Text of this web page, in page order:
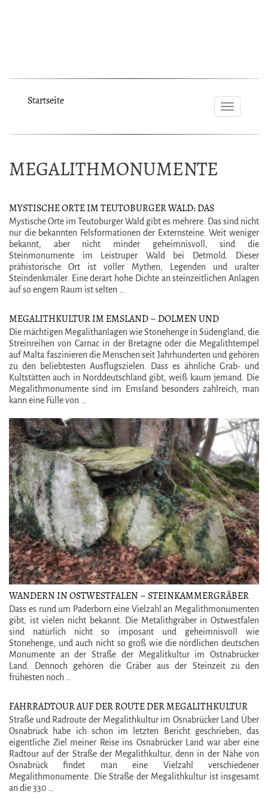
Toggle
Startseite
MEGALITHMONUMENTE
MYSTISCHE ORTE IM TEUTOBURGER WALD: DAS
VERBORGENE GEHEIMNIS DES LEISTRUPER WALDES
Mystische Orte im Teutoburger Wald gibt es mehrere. Das sind nicht
nur die bekannten Felsformationen der Externsteine. Weit weniger
bekannt, aber nicht minder geheimnisvoll, sind die
Steinmonumente im Leistruper Wald bei Detmold. Dieser
prähistorische Ort ist voller Mythen, Legenden und uralter
Steindenkmäler. Eine derart hohe Dichte an steinzeitlichen Anlagen
auf so engem Raum ist selten …
MEGALITHKULTUR IM EMSLAND – DOLMEN UND
GROSSSTEINGRÄBER IM EMSLAND UND DEN N
IEDERLANDEN ENTDECKEN
Die mächtigen Megalithanlagen wie Stonehenge in Südengland, die
Streinreihen von Carnac in der Bretagne oder die Megalithtempel
auf Malta faszinieren die Menschen seit Jahrhunderten und gehören
zu den beliebtesten Ausflugszielen. Dass es ähnliche Grab- und
Kultstätten auch in Norddeutschland gibt, weiß kaum jemand. Die
Megalithmonumente sind im Emsland besonders zahlreich, man
kann eine Fülle von …
WANDERN IN OSTWESTFALEN – STEINKAMMERGRÄBER
BEI PADERBORN
Dass es rund um Paderborn eine Vielzahl an Megalithmonumenten
gibt, ist vielen nicht bekannt. Die Metalithgräber in Ostwestfalen
sind natürlich nicht so imposant und geheimnisvoll wie
Stonehenge, und auch nicht so groß wie die nördlichen deutschen
Monumente an der Straße der Megalitkultur im Ostnabrücker
Land. Dennoch gehören die Gräber aus der Steinzeit zu den
frühesten noch …
FAHRRADTOUR AUF DER ROUTE DER MEGALITHKULTUR
IM OSNABRÜCKER LAND
Straße und Radroute der Megalithkultur im Osnabrücker Land Über
Osnabrück habe ich schon im letzten Bericht geschrieben, das
eigentliche Ziel meiner Reise ins Osnabrücker Land war aber eine
Radtour auf der Straße der Megalithkultur, denn in der Nähe von
Osnabrück findet man eine Vielzahl verschiedener
Megalithmonumente. Die Straße der Megalithkultur ist insgesamt
an die 330 …